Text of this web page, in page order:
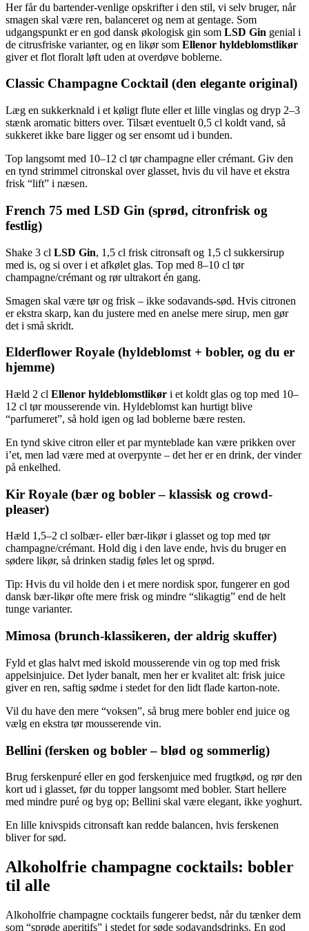
Her får du bartender-venlige opskrifter i den stil, vi selv bruger, når
smagen skal være ren, balanceret og nem at gentage. Som
udgangspunkt er en god dansk økologisk gin som LSD Gin genial i
de citrusfriske varianter, og en likør som Ellenor hyldeblomstlikør
giver et flot floralt løft uden at overdøve boblerne.
Classic Champagne Cocktail (den elegante original)
Læg en sukkerknald i et køligt flute eller et lille vinglas og dryp 2–3
stænk aromatic bitters over. Tilsæt eventuelt 0,5 cl koldt vand, så
sukkeret ikke bare ligger og ser ensomt ud i bunden.
Top langsomt med 10–12 cl tør champagne eller crémant. Giv den
en tynd strimmel citronskal over glasset, hvis du vil have et ekstra
frisk “lift” i næsen.
French 75 med LSD Gin (sprød, citronfrisk og
festlig)
Shake 3 cl LSD Gin, 1,5 cl frisk citronsaft og 1,5 cl sukkersirup
med is, og si over i et afkølet glas. Top med 8–10 cl tør
champagne/crémant og rør ultrakort én gang.
Smagen skal være tør og frisk – ikke sodavands-sød. Hvis citronen
er ekstra skarp, kan du justere med en anelse mere sirup, men gør
det i små skridt.
Elderflower Royale (hyldeblomst + bobler, og du er
hjemme)
Hæld 2 cl Ellenor hyldeblomstlikør i et koldt glas og top med 10–
12 cl tør mousserende vin. Hyldeblomst kan hurtigt blive
“parfumeret”, så hold igen og lad boblerne bære resten.
En tynd skive citron eller et par mynteblade kan være prikken over
i’et, men lad være med at overpynte – det her er en drink, der vinder
på enkelhed.
Kir Royale (bær og bobler – klassisk og crowd-
pleaser)
Hæld 1,5–2 cl solbær- eller bær-likør i glasset og top med tør
champagne/crémant. Hold dig i den lave ende, hvis du bruger en
sødere likør, så drinken stadig føles let og sprød.
Tip: Hvis du vil holde den i et mere nordisk spor, fungerer en god
dansk bær-likør ofte mere frisk og mindre “slikagtig” end de helt
tunge varianter.
Mimosa (brunch-klassikeren, der aldrig skuffer)
Fyld et glas halvt med iskold mousserende vin og top med frisk
appelsinjuice. Det lyder banalt, men her er kvalitet alt: frisk juice
giver en ren, saftig sødme i stedet for den lidt flade karton-note.
Vil du have den mere “voksen”, så brug mere bobler end juice og
vælg en ekstra tør mousserende vin.
Bellini (fersken og bobler – blød og sommerlig)
Brug ferskenpuré eller en god ferskenjuice med frugtkød, og rør den
kort ud i glasset, før du topper langsomt med bobler. Start hellere
med mindre puré og byg op; Bellini skal være elegant, ikke yoghurt.
En lille knivspids citronsaft kan redde balancen, hvis ferskenen
bliver for sød.
Alkoholfrie champagne cocktails: bobler
til alle
Alkoholfrie champagne cocktails fungerer bedst, når du tænker dem
som “sprøde aperitifs” i stedet for søde sodavandsdrinks. En god